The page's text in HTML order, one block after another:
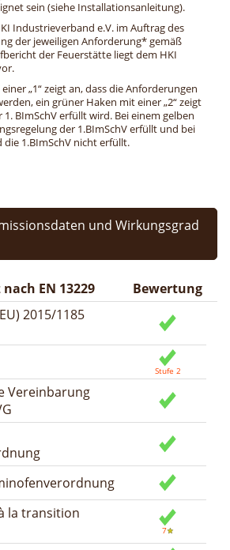
sein (siehe Installationsanleitung).
Industrieverband e.V. im Auftrag des
der jeweiligen Anforderung* gemäß
der Feuerstätte liegt dem HKI
„1“ zeigt an, dass die Anforderungen
ein grüner Haken mit einer „2“ zeigt
1. BImSchV erfüllt wird. Bei einem gelben
der 1.BImSchV erfüllt und bei
1.BImSchV nicht erfüllt.
und Wirkungsgrad
EN 13229
Bewertung
2015/1185
Vereinbarung
la transition